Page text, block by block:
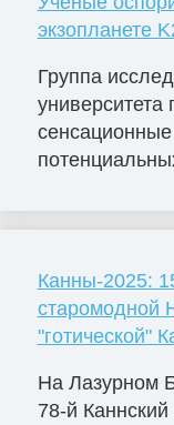
экзопланете
Группа
Канны-2025:
старомодной
"готической"
На Лазурном
78-й